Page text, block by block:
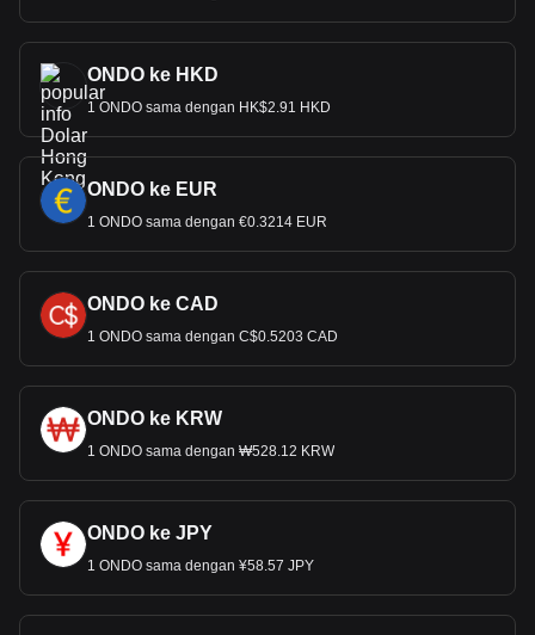
ONDO ke HKD
1 ONDO sama dengan HK$2.91 HKD
ONDO ke EUR
1 ONDO sama dengan €0.3214 EUR
ONDO ke CAD
1 ONDO sama dengan C$0.5203 CAD
ONDO ke KRW
1 ONDO sama dengan ₩528.12 KRW
ONDO ke JPY
1 ONDO sama dengan ¥58.57 JPY